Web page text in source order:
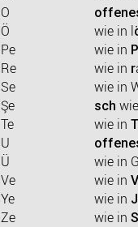
O
Ö wie in l
Pe wie in P
Re wie in r
Se wie in
Şe sch
Te wie in T
U
Ü wie in
Ve wie in V
Ye wie in J
Ze wie in S